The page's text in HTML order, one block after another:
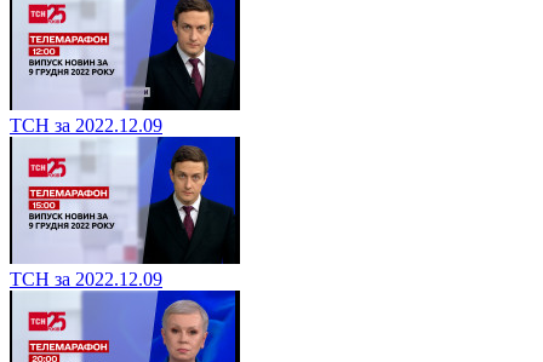
ТСН за 2022.12.09
ТСН за 2022.12.09